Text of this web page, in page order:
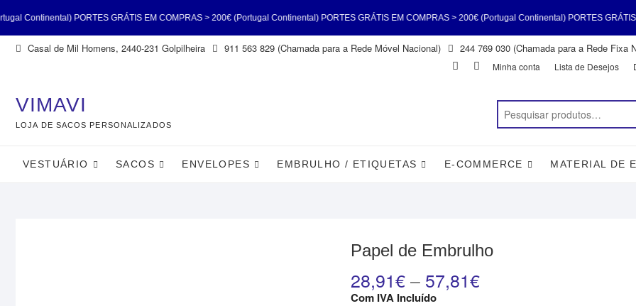
PORTES GRÁTIS EM COMPRAS > 200€ (Portugal Continental) PORTES GRÁTIS EM COMPRAS > 200€ (Portugal Continental) PORTES GRÁTIS EM
Continental) PORTES GRÁTIS EM COMPRAS > 200€ (Portugal Continental) PORTES GRÁTIS EM COMPRAS > 200€ (Portugal Continental) PORTES GRÁTIS
Skip Casal de Mil Homens, 2440-231 Golpilheira 911 563 829 (Chamada para a Rede Móvel Nacional) 244 769 030 (Chamada para a Rede Fixa
FacebookInstagram
Minha conta Lista de Desejos
VIMAVI
LOJA DE SACOS PERSONALIZADOS
VESTUÁRIO SACOS ENVELOPES EMBRULHO / ETIQUETAS E-COMMERCE MATERIAL DE
Papel de Embrulho
28,91€– 57,81€
Com IVA Incluído